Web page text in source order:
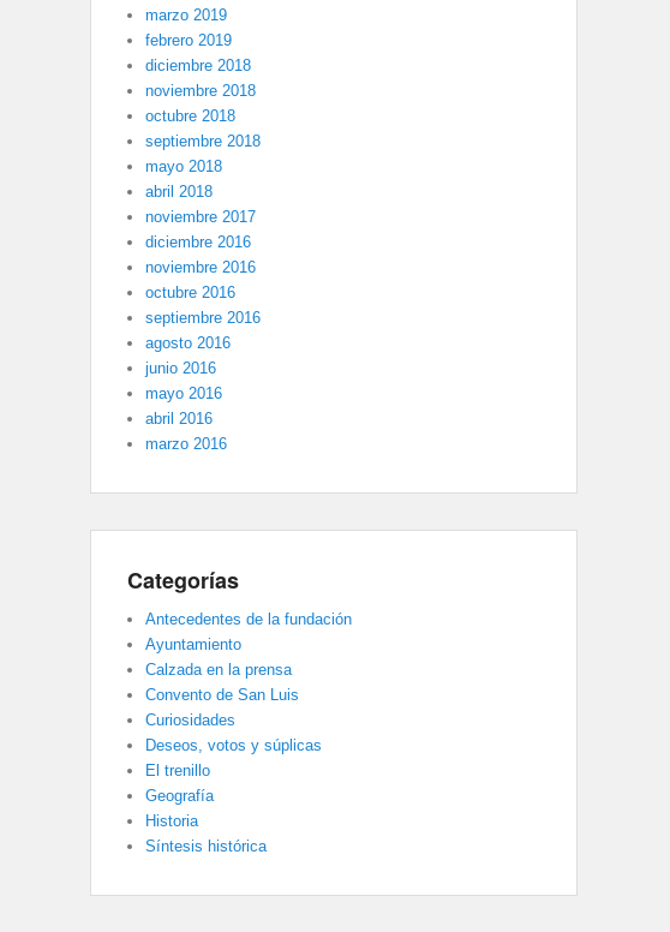
marzo 2019
febrero 2019
diciembre 2018
noviembre 2018
octubre 2018
septiembre 2018
mayo 2018
abril 2018
noviembre 2017
diciembre 2016
noviembre 2016
octubre 2016
septiembre 2016
agosto 2016
junio 2016
mayo 2016
abril 2016
marzo 2016
Categorías
Antecedentes de la fundación
Ayuntamiento
Calzada en la prensa
Convento de San Luis
Curiosidades
Deseos, votos y súplicas
El trenillo
Geografía
Historia
Síntesis histórica